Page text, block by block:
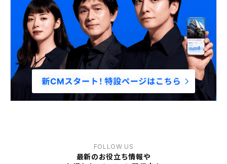
FOLLOW US
最新のお役立ち情報や